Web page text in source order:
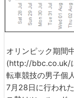
オリンピック期間
(http://bbc.co.uk/
転車競技の男子個
7月28日に行われ